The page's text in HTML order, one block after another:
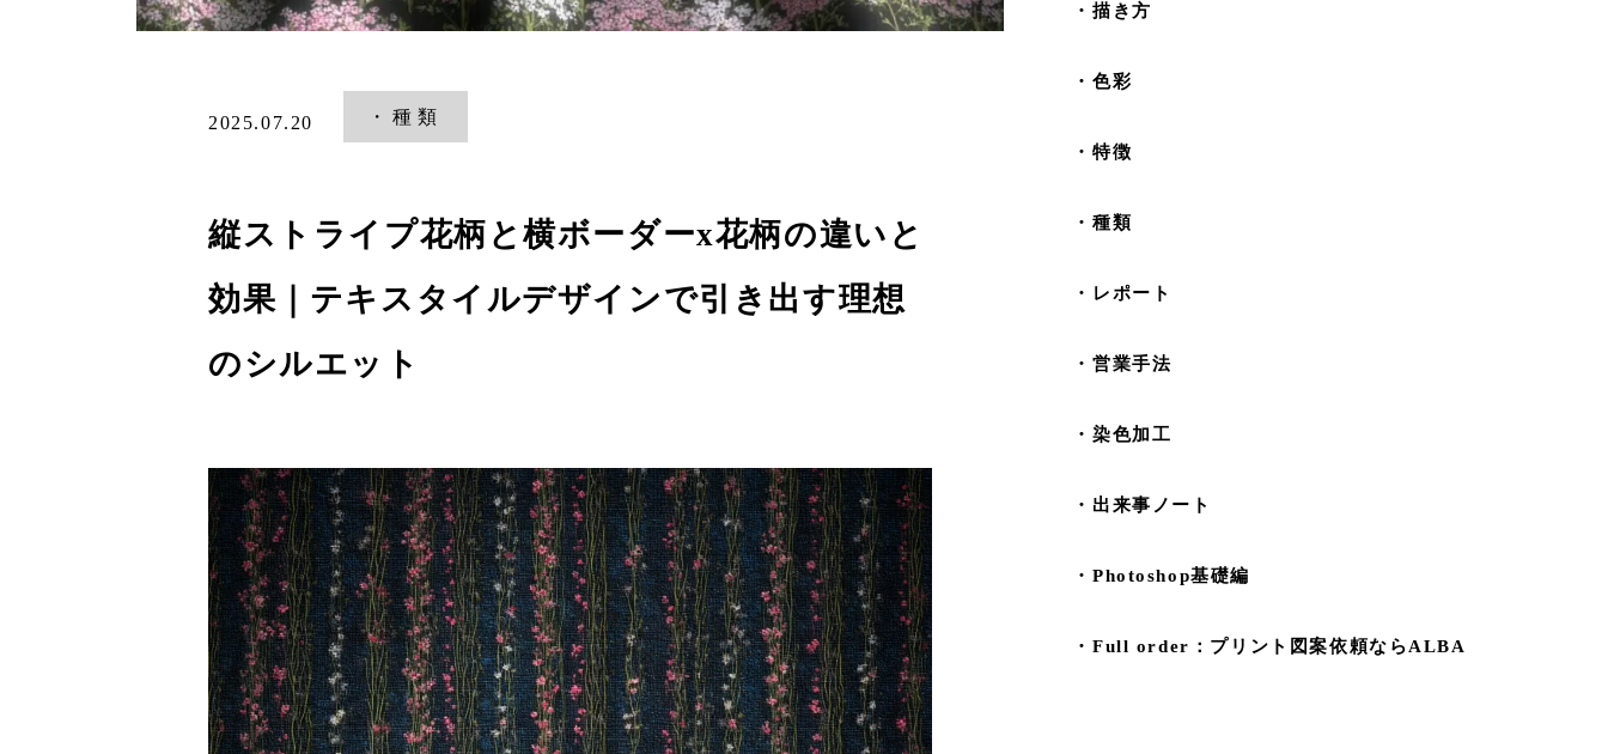
2025.07.20 ・種類
縦ストライプ花柄と横ボーダーx花柄の違いと
効果｜テキスタイルデザインで引き出す理想
のシルエット
・描き方
・色彩
・特徴
・種類
・レポート
・営業手法
・染色加工
・出来事ノート
・Photoshop基礎編
・Full order：プリント図案依頼ならALBA